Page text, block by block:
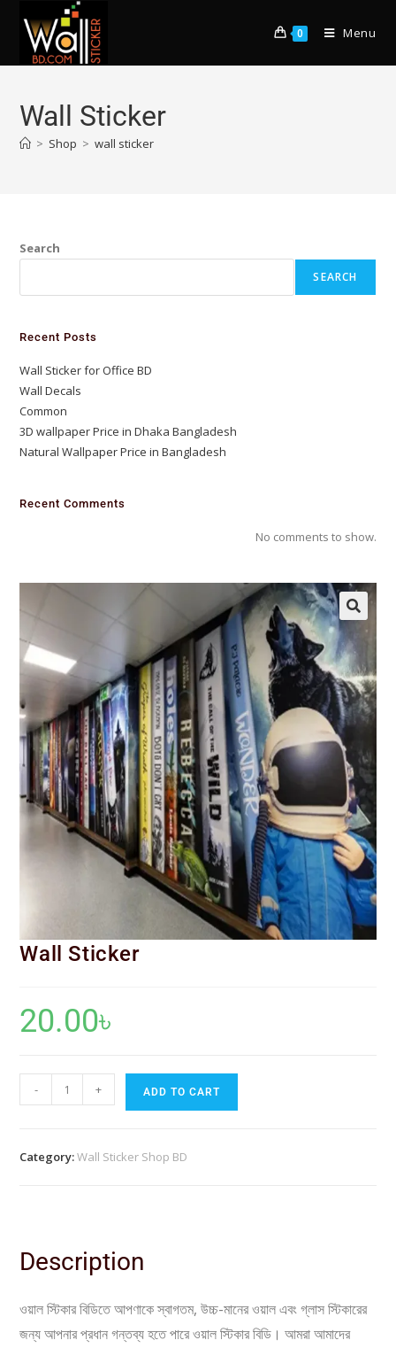
0 Menu
Wall Sticker
> Shop > wall sticker
Search
SEARCH
Recent Posts
Wall Sticker for Office BD
Wall Decals
Common
3D wallpaper Price in Dhaka Bangladesh
Natural Wallpaper Price in Bangladesh
Recent Comments
No comments to show.
🔍
Wall Sticker
20.00৳
- + ADD TO CART
Category:Wall Sticker Shop BD
Description
ওয়াল স্টিকার বিডিতে আপণাকে স্বাগতম, উচ্চ-মানের ওয়াল এবং গ্লাস স্টিকারের
জন্য আপনার প্রধান গন্তব্য হতে পারে ওয়াল স্টিকার বিডি। আমরা আমাদের